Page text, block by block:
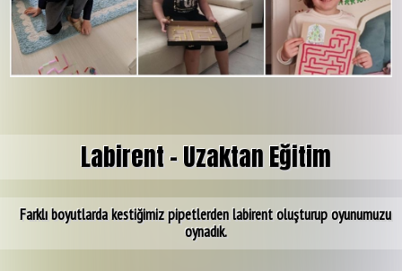
Labirent - Uzaktan Eğitim
Farklı boyutlarda kestiğimiz pipetlerden labirent oluşturup oyunumuzu
oynadık.